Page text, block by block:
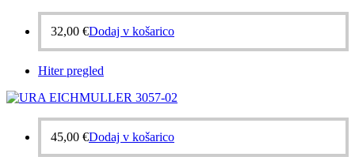
32,00 €Dodaj v košarico
Hiter pregled
45,00 €Dodaj v košarico